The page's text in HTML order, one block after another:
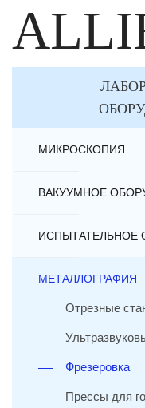
МИКРОСКОПИЯ
ВАКУУМНОЕ
ИСПЫТАТЕЛЬНОЕ
МЕТАЛЛОГРАФИЯ
Отрезные
Фрезеровка
Прессы для